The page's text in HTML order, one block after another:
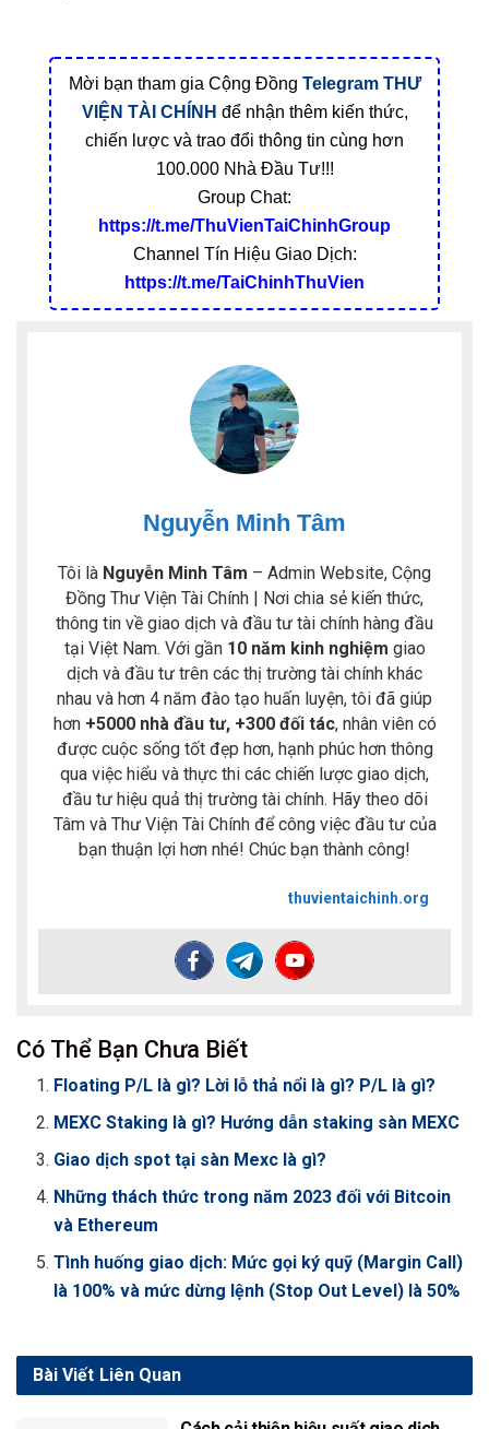
Mời bạn tham gia Cộng Đồng Telegram THƯ
VIỆN TÀI CHÍNH để nhận thêm kiến thức,
chiến lược và trao đổi thông tin cùng hơn
100.000 Nhà Đầu Tư!!!
Group Chat:
https://t.me/ThuVienTaiChinhGroup
Channel Tín Hiệu Giao Dịch:
https://t.me/TaiChinhThuVien
Nguyễn Minh Tâm
Tôi là Nguyễn Minh Tâm – Admin Website, Cộng
Đồng Thư Viện Tài Chính | Nơi chia sẻ kiến thức,
thông tin về giao dịch và đầu tư tài chính hàng đầu
tại Việt Nam. Với gần 10 năm kinh nghiệm giao
dịch và đầu tư trên các thị trường tài chính khác
nhau và hơn 4 năm đào tạo huấn luyện, tôi đã giúp
hơn +5000 nhà đầu tư, +300 đối tác, nhân viên có
được cuộc sống tốt đẹp hơn, hạnh phúc hơn thông
qua việc hiểu và thực thi các chiến lược giao dịch,
đầu tư hiệu quả thị trường tài chính. Hãy theo dõi
Tâm và Thư Viện Tài Chính để công việc đầu tư của
bạn thuận lợi hơn nhé! Chúc bạn thành công!
thuvientaichinh.org
Có Thể Bạn Chưa Biết
Floating P/L là gì? Lời lỗ thả nổi là gì? P/L là gì?
MEXC Staking là gì? Hướng dẫn staking sàn MEXC
Giao dịch spot tại sàn Mexc là gì?
Những thách thức trong năm 2023 đối với Bitcoin
và Ethereum
Tình huống giao dịch: Mức gọi ký quỹ (Margin Call)
là 100% và mức dừng lệnh (Stop Out Level) là 50%
Liên Quan
Bài Viết